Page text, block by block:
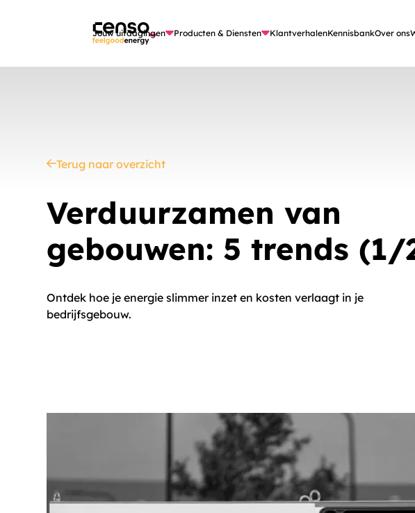
Jouw uitdagingen Producten & Diensten KlantverhalenKennisbankOver ons
Terug naar overzicht
Verduurzamen van
gebouwen: 5 trends (1/
Ontdek hoe je energie slimmer inzet en kosten verlaagt in je
bedrijfsgebouw.